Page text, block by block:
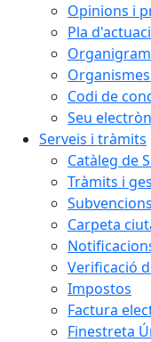
Opinions i
Pla
Codi de
Seu
Serveis i tràmits
Catàleg de
Tràmits i
Carpeta
Verificació
Impostos
Factura
Finestreta